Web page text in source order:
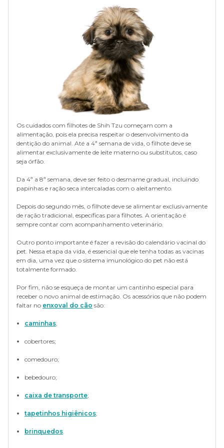
evitar passeios e atividades com muito sol;
adestramento para evitar coprofagia;
dieta balanceada com ração para a espécie;
visitas frequentes ao veterinário para monitoramento da
Os cuidados com filhotes de Shih Tzu começam com a
alimentação, pois ela precisa respeitar o desenvolvimento da
dentição do animal. Até a 4ª semana de vida, o filhote deve se
alimentar exclusivamente de leite materno ou substitutos, caso
seja órfão.
Da 4ª a 8ª semana, deve ser feito o desmame gradual, incluindo
papinhas e ração seca intercaladas com o aleitamento.
Depois do segundo mês, o filhote deve se alimentar exclusivamente
de ração tradicional, específicas para filhotes. A orientação é
sempre contar com acompanhamento veterinário.
Outro ponto importante é fazer a revisão do calendário vacinal do
pet. Nessa etapa da vida, é essencial que ele tenha todas as vacinas
em dia, uma vez que o sistema imunológico do pet não está
totalmente formado.
Por fim, não se esqueça de montar um cantinho especial para
receber o novo animal de estimação. Os acessórios que não podem
faltar no enxoval do cão são:
caminhas;
cobertores;
comedouro;
bebedouro;
caixa de transporte;
tapetinhos higiênicos;
brinquedos.